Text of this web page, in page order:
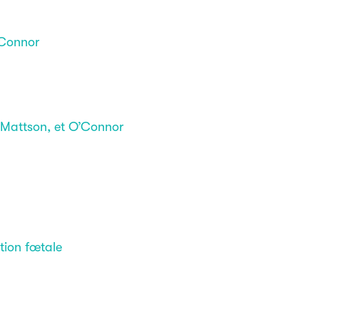
et O’Connor
fœtale